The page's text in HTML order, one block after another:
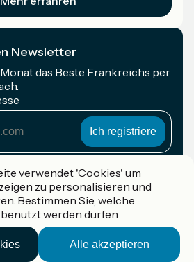
Newsletter
Monat das Beste Frankreichs per
von Destination France
verwendet 'Cookies' um
zu personalisieren und
Bestimmen Sie, welche
werden dürfen
Alle akzeptieren